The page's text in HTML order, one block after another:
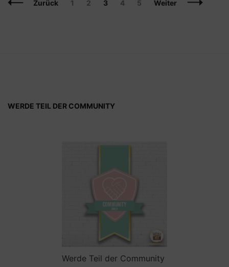
Beitragsnavigation
Zurück Seite
1 Seite
2 Seite
3 Seite
4 Seite
5 Weiter
WERDE TEIL DER COMMUNITY
Werde Teil der Community